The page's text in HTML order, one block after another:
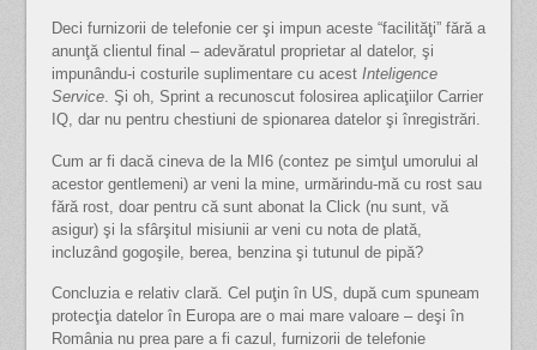
Deci furnizorii de telefonie cer şi impun aceste “facilităţi” fără a
anunţă clientul final – adevăratul proprietar al datelor, şi
impunându-i costurile suplimentare cu acest Inteligence
Service. Şi oh, Sprint a recunoscut folosirea aplicaţiilor Carrier
IQ, dar nu pentru chestiuni de spionarea datelor şi înregistrări.
Cum ar fi dacă cineva de la MI6 (contez pe simţul umorului al
acestor gentlemeni) ar veni la mine, urmărindu-mă cu rost sau
fără rost, doar pentru că sunt abonat la Click (nu sunt, vă
asigur) şi la sfârşitul misiunii ar veni cu nota de plată,
incluzând gogoşile, berea, benzina şi tutunul de pipă?
Concluzia e relativ clară. Cel puţin în US, după cum spuneam
protecţia datelor în Europa are o mai mare valoare – deşi în
România nu prea pare a fi cazul, furnizorii de telefonie